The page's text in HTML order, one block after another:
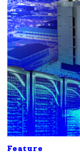
Feature